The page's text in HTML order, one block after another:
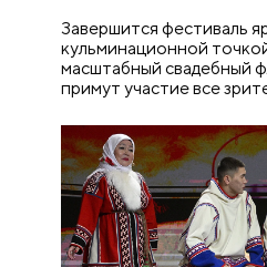
Завершится фестиваль
кульминационной
масштабный свадебный
примут участие все